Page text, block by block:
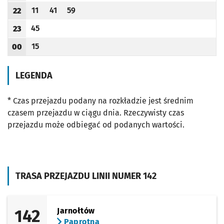
TRASA PRZEJAZDU LINII NUMER 142
142
Jarnołtów
Paprotna
Godzina odjazdu
22
Odjazd
11
minut po godzinie 22
Odjazd
41
minut po godzinie 22
Odjazd
59
minut po godzinie 22
Godzina odjazdu
23
Odjazd
45
minut po godzinie 23
Godzina odjazdu
00
Odjazd
15
minut po godzinie 00
LEGENDA
* Czas przejazdu podany na rozkładzie jest średnim
czasem przejazdu w ciągu dnia. Rzeczywisty czas
przejazdu może odbiegać od podanych wartości.